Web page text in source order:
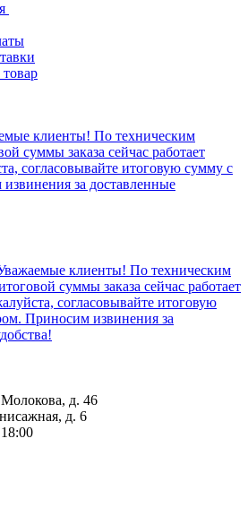
клиенты! По техническим
суммы заказа сейчас работает
согласовывайте итоговую сумму с
за доставленные
клиенты! По техническим
суммы заказа сейчас работает
согласовывайте итоговую
Приносим извинения за
Молокова, д. 46
д. 6